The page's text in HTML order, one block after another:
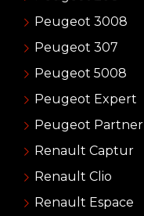
Peugeot 3008
Peugeot 307
Peugeot 5008
Peugeot Expert
Peugeot Partner
Renault Captur
Renault Clio
Renault Espace